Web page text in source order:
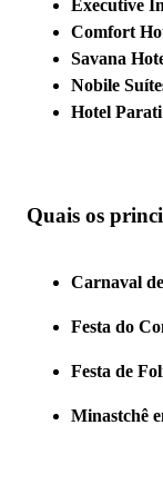
Executive
Comfort
Savana
Nobile
Hotel
Quais os
Carnaval
Festa do
Festa de
Minastchê